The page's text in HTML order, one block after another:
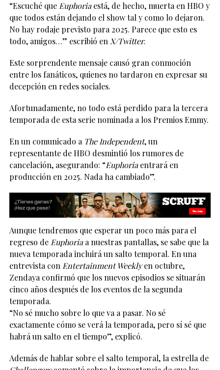
“Escuché que Euphoriaestá, de hecho, muerta en HBO y
que todos están dejando el show tal y como lo dejaron.
No hay rodaje previsto para 2025. Parece que esto es
todo, amigos…” escribió enX/Twitter.
Este sorprendente mensaje causó gran conmoción
entre los fanáticos, quienes no tardaron en expresar su
decepción en redes sociales.
Afortunadamente, no todo está perdido para la tercera
temporada de esta serie nominada a los Premios Emmy.
En un comunicado a The Independent, un
representante de HBO desmintió los rumores de
cancelación, asegurando: “Euphoriaentrará en
producción en 2025. Nada ha cambiado”.
Aunque tendremos que esperar un poco más para el
regreso de Euphoriaa nuestras pantallas, se sabe que la
nueva temporada incluirá un salto temporal. En una
entrevista con Entertainment Weeklyen octubre,
Zendaya confirmó que los nuevos episodios se situarán
cinco años después de los eventos de la segunda
temporada.
“No sé mucho sobre lo que va a pasar. No sé
exactamente cómo se verá la temporada, pero sí sé que
habrá un salto en el tiempo”, explicó.
Además de hablar sobre el salto temporal, la estrella de